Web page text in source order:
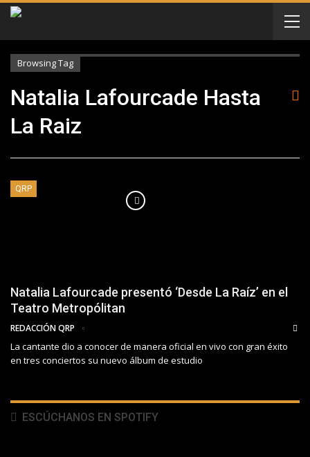
Browsing Tag
Natalia Lafourcade Hasta
La Raiz
QRP
Natalia Lafourcade presentó ‘Desde La Raíz’ en el
Teatro Metropólitan
REDACCIÓN QRP
La cantante dio a conocer de manera oficial en vivo con gran éxito
en tres conciertos su nuevo álbum de estudio
ESCÚCHANOS EN SPOTIFY